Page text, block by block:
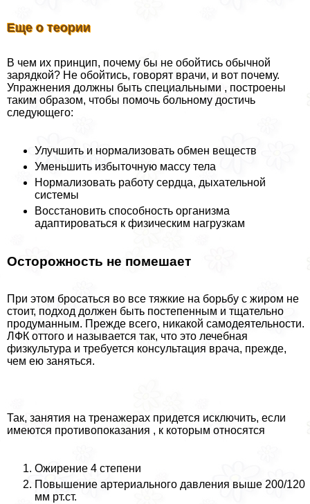
Еще о теории
В чем их принцип, почему бы не обойтись обычной
зарядкой? Не обойтись, говорят врачи, и вот почему.
Упражнения должны быть специальными , построены
таким образом, чтобы помочь больному достичь
следующего:
Улучшить и нормализовать обмен веществ
Уменьшить избыточную массу тела
Нормализовать работу сердца, дыхательной
системы
Восстановить способность организма
адаптироваться к физическим нагрузкам
Осторожность не помешает
При этом бросаться во все тяжкие на борьбу с жиром не
стоит, подход должен быть постепенным и тщательно
продуманным. Прежде всего, никакой самодеятельности.
ЛФК оттого и называется так, что это лечебная
физкультура и требуется консультация врача, прежде,
чем ею заняться.
Так, занятия на тренажерах придется исключить, если
имеются противопоказания , к которым относятся
Ожирение 4 степени
Повышение артериального давления выше 200/120
мм рт.ст.